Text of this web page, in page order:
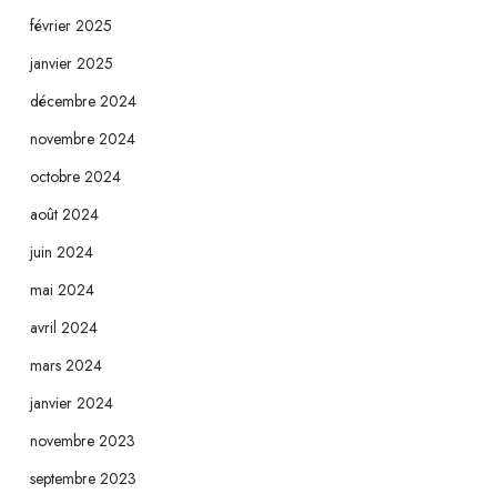
février 2025
janvier 2025
décembre 2024
novembre 2024
octobre 2024
août 2024
juin 2024
mai 2024
avril 2024
mars 2024
janvier 2024
novembre 2023
septembre 2023